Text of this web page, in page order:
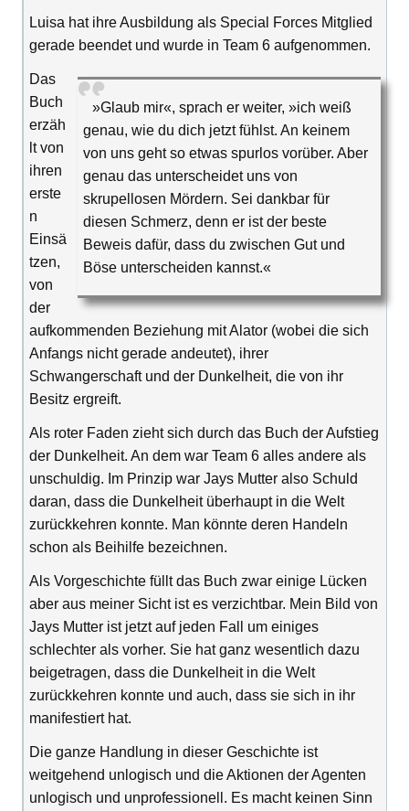
Luisa hat ihre Ausbildung als Special Forces Mitglied
gerade beendet und wurde in Team 6 aufgenommen.
»Glaub mir«, sprach er weiter, »ich weiß
genau, wie du dich jetzt fühlst. An keinem
von uns geht so etwas spurlos vorüber. Aber
genau das unterscheidet uns von
skrupellosen Mördern. Sei dankbar für
diesen Schmerz, denn er ist der beste
Beweis dafür, dass du zwischen Gut und
Böse unterscheiden kannst.«
Das
Buch
erzäh
lt von
ihren
erste
n
Einsä
tzen,
von
der
aufkommenden Beziehung mit Alator (wobei die sich
Anfangs nicht gerade andeutet), ihrer
Schwangerschaft und der Dunkelheit, die von ihr
Besitz ergreift.
Als roter Faden zieht sich durch das Buch der Aufstieg
der Dunkelheit. An dem war Team 6 alles andere als
unschuldig. Im Prinzip war Jays Mutter also Schuld
daran, dass die Dunkelheit überhaupt in die Welt
zurückkehren konnte. Man könnte deren Handeln
schon als Beihilfe bezeichnen.
Als Vorgeschichte füllt das Buch zwar einige Lücken
aber aus meiner Sicht ist es verzichtbar. Mein Bild von
Jays Mutter ist jetzt auf jeden Fall um einiges
schlechter als vorher. Sie hat ganz wesentlich dazu
beigetragen, dass die Dunkelheit in die Welt
zurückkehren konnte und auch, dass sie sich in ihr
manifestiert hat.
Die ganze Handlung in dieser Geschichte ist
weitgehend unlogisch und die Aktionen der Agenten
unlogisch und unprofessionell. Es macht keinen Sinn